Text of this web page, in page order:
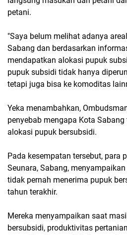
petani.
"Saya belum melihat adanya
Sabang dan berdasarkan
mendapatkan alokasi pupuk
pupuk subsidi tidak hanya
tetapi juga bisa ke komoditas
Yeka menambahkan,
penyebab mengapa Kota
alokasi pupuk bersubsidi.
Pada kesempatan tersebut, para
Seunara, Sabang,
tidak pernah menerima pupuk
tahun terakhir.
Mereka menyampaikan saat
bersubsidi, produktivitas